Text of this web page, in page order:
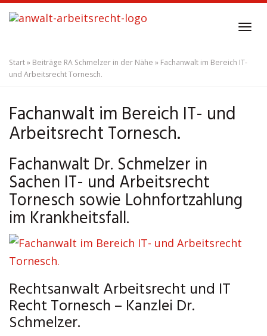
Skip
to
content
Start» Beiträge RA Schmelzer in der Nähe » Fachanwalt im Bereich IT-
und Arbeitsrecht Tornesch.
Fachanwalt im Bereich IT- und
Arbeitsrecht Tornesch.
Fachanwalt Dr. Schmelzer in
Sachen IT- und Arbeitsrecht
Tornesch sowie Lohnfortzahlung
im Krankheitsfall.
Rechtsanwalt Arbeitsrecht und IT
Recht Tornesch – Kanzlei Dr.
Schmelzer.